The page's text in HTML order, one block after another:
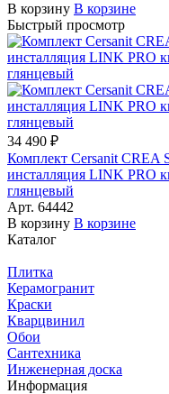
В корзину В корзине
Быстрый просмотр
34 490 ₽
Комплект Cersanit CREA
инсталляция LINK PRO
глянцевый
Арт. 64442
В корзину В корзине
Каталог
Плитка
Керамогранит
Краски
Кварцвинил
Обои
Сантехника
Инженерная доска
Информация